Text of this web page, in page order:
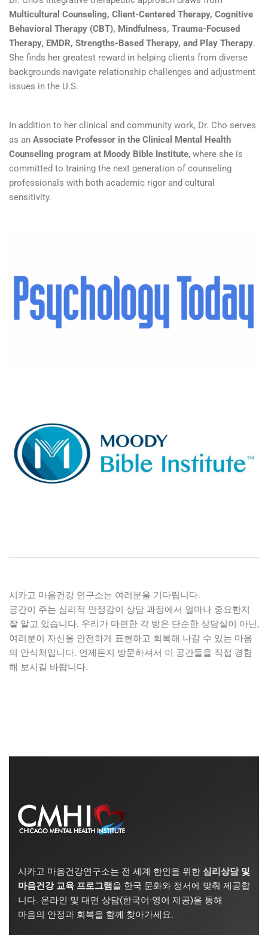
Multicultural Counseling, Client-Centered Therapy, Cognitive
Behavioral Therapy (CBT), Mindfulness, Trauma-Focused
Therapy, EMDR, Strengths-Based Therapy, and Play Therapy.
She finds her greatest reward in helping clients from diverse
backgrounds navigate relationship challenges and adjustment
issues in the U.S.
In addition to her clinical and community work, Dr. Cho serves
as an Associate Professor in the Clinical Mental Health
Counseling program at Moody Bible Institute, where she is
committed to training the next generation of counseling
professionals with both academic rigor and cultural
sensitivity.
시카고 마음건강 연구소는 여러분을 기다립니다.
공간이 주는 심리적 안정감이 상담 과정에서 얼마나 중요한지
잘 알고 있습니다. 우리가 마련한 각 방은 단순한 상담실이 아닌,
여러분이 자신을 안전하게 표현하고 회복해 나갈 수 있는 마음
의 안식처입니다. 언제든지 방문하셔서 이 공간들을 직접 경험
해 보시길 바랍니다.
시카고 마음건강연구소는 전 세계 한인을 위한 심리상담 및
마음건강 교육 프로그램 을 한국 문화와 정서에 맞춰 제공합
니다. 온라인 및 대면 상담(한국어·영어 제공)을 통해
마음의 안정과 회복을 함께 찾아가세요.